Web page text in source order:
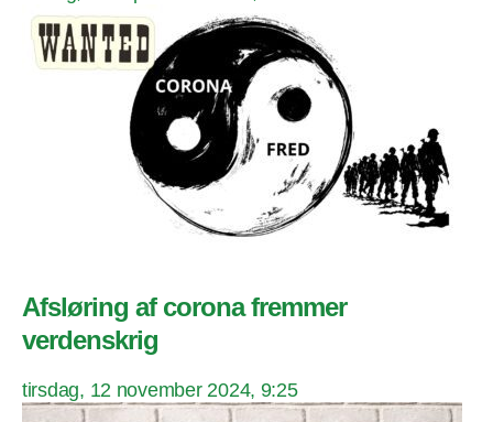
Afsløring af corona fremmer
verdenskrig
tirsdag, 12 november 2024, 9:25